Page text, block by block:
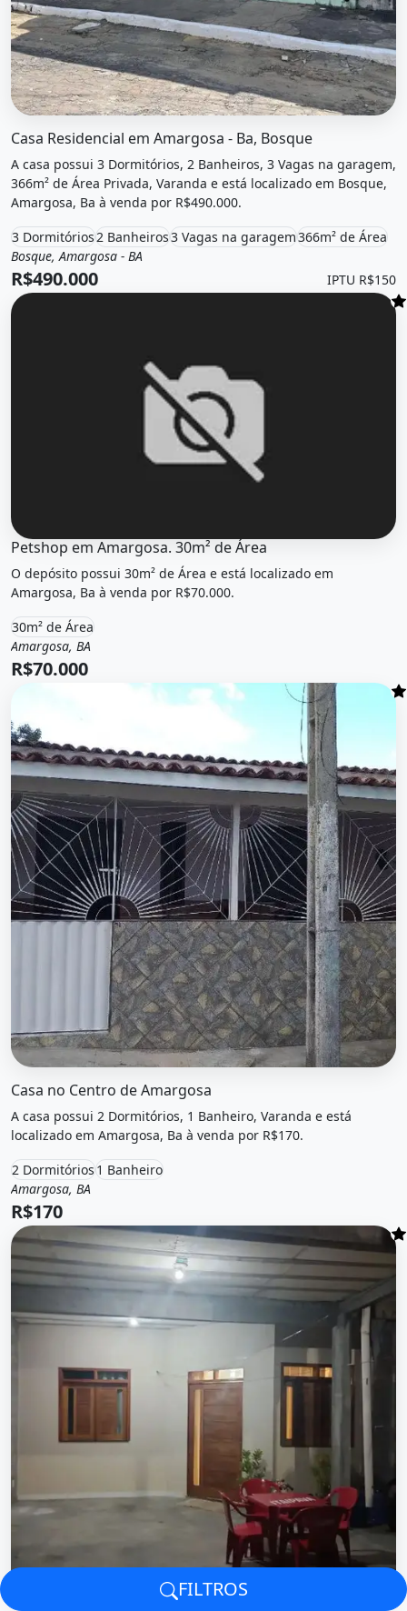
FILTROS
Casa Residencial em Amargosa - Ba, Bosque
A casa possui 3 Dormitórios, 2 Banheiros, 3 Vagas na garagem,
366m² de Área Privada, Varanda e está localizado em Bosque,
Amargosa, Ba à venda por R$490.000.
3 Dormitórios2 Banheiros3 Vagas na garagem366m² de Área
Venda
Casa
Bosque, Amargosa - BA
R$490.000 IPTU R$150
O imóvel &quot;Petshop em amargosa. 30m² de
Petshop em Amargosa. 30m² de Área
O depósito possui 30m² de Área e está localizado em
Amargosa, Ba à venda por R$70.000.
30m² de Área
Venda
Galpão / Depósito
Amargosa, BA
R$70.000
Casa no Centro de Amargosa
A casa possui 2 Dormitórios, 1 Banheiro, Varanda e está
localizado em Amargosa, Ba à venda por R$170.
2 Dormitórios1 Banheiro
Venda
Casa
Amargosa, BA
R$170